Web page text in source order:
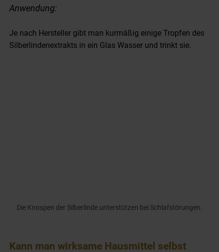
Je nach Hersteller gibt man kurmäßig einige Tropfen des